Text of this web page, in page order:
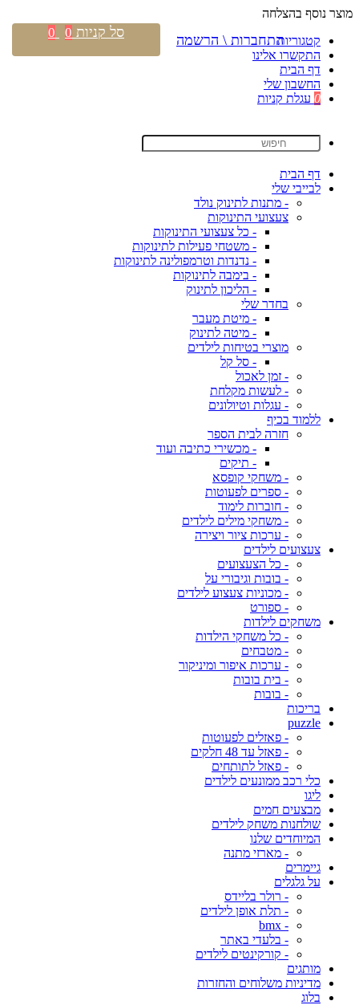
מוצר נוסף בהצלחה
קטגוריות
התקשרו אלינו
דף הבית
החשבון שלי
0 עגלת קניות
דף הבית
לבייבי שלי
- מתנות לתינוק נולד
צעצועי התינוקות
- כל צעצועי התינוקות
- משטחי פעילות לתינוקות
- נדנדות וטרמפולינה לתינוקות
- בימבה לתינוקות
- הליכון לתינוק
בחדר שלי
- מיטת מעבר
- מיטה לתינוק
מוצרי בטיחות לילדים
- סל קל
- זמן לאכול
- לעשות מקלחת
- עגלות וטיולונים
ללמוד בכיף
חזרה לבית הספר
- מכשירי כתיבה ועוד
- תיקים
- משחקי קופסא
- ספרים לפעוטות
- חוברות לימוד
- משחקי מילים לילדים
- ערכות ציור ויצירה
צעצועים לילדים
- כל הצעצועים
- בובות וגיבורי על
- מכוניות צעצוע לילדים
- ספורט
משחקים לילדות
- כל משחקי הילדות
- מטבחים
- ערכות איפור ומיניקור
- בית בובות
- בובות
בריכות
puzzle
- פאזלים לפעוטות
- פאזל עד 48 חלקים
- פאזל לתותחים
כלי רכב ממונעים לילדים
ליגו
מבצעים חמים
שולחנות משחק לילדים
המיוחדים שלנו
- מארזי מתנה
גיימרים
על גלגלים
- רולר בליידס
- תלת אופן לילדים
- bmx
- בלעדי באתר
- קורקינטים לילדים
מותגים
מדיניות משלוחים והחזרות
בלוג
התחברות \ הרשמה סל קניות 0
0